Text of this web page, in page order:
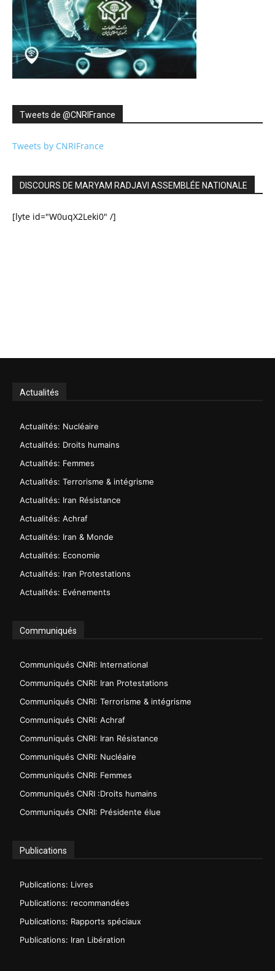
Tweets de ‎@CNRIFrance
Tweets by CNRIFrance
DISCOURS DE MARYAM RADJAVI ASSEMBLÉE NATIONALE
[lyte id="W0uqX2Leki0" /]
Actualités
Actualités: Nucléaire
Actualités: Droits humains
Actualités: Femmes
Actualités: Terrorisme & intégrisme
Actualités: Iran Résistance
Actualités: Achraf
Actualités: Iran & Monde
Actualités: Economie
Actualités: Iran Protestations
Actualités: Evénements
Communiqués
Communiqués CNRI: International
Communiqués CNRI: Iran Protestations
Communiqués CNRI: Terrorisme & intégrisme
Communiqués CNRI: Achraf
Communiqués CNRI: Iran Résistance
Communiqués CNRI: Nucléaire
Communiqués CNRI: Femmes
Communiqués CNRI :Droits humains
Communiqués CNRI: Présidente élue
Publications
Publications: Livres
Publications: recommandées
Publications: Rapports spéciaux
Publications: Iran Libération